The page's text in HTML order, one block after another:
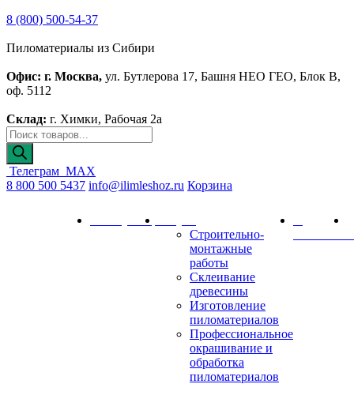
8 (800) 500-54-37
Пиломатериалы из Сибири
Офис: г. Москва, ул. Бутлерова 17, Башня НЕО ГЕО, Блок В,
оф. 5112
Склад: г. Химки, Рабочая 2а
Поиск
товаров
Телеграм MAX
8 800 500 5437 info@ilimleshoz.ru Корзина
Калькулятор
Строительно-
монтажные
работы
Склеивание
древесины
Изготовление
пиломатериалов
Профессиональное
окрашивание и
обработка
пиломатериалов